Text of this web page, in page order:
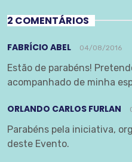
2 COMENTÁRIOS
FABRÍCIO ABEL 04/08/2016
Estão de parabéns!
acompanhado de minha
ORLANDO CARLOS FURLAN
Parabéns pela iniciativa,
deste Evento.